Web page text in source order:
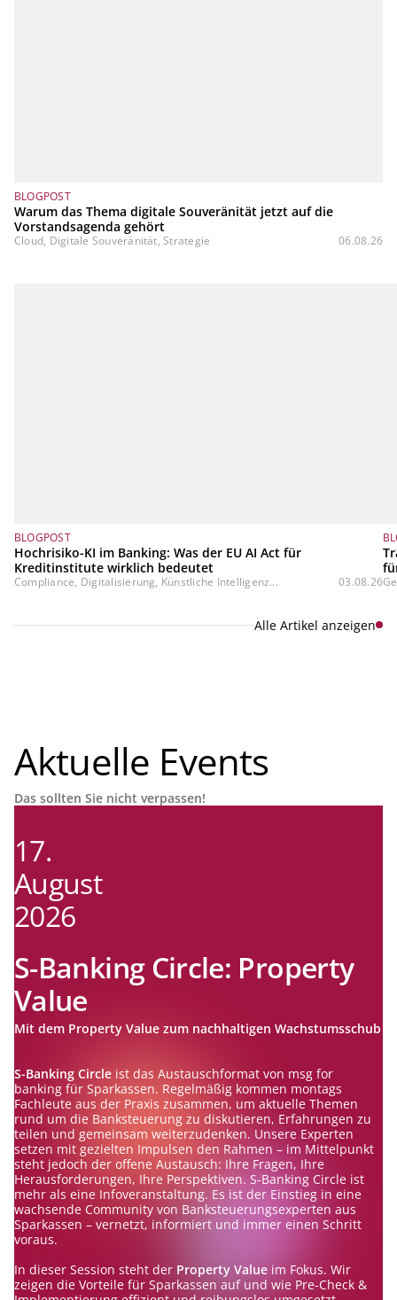
BLOGPOST
Warum das Thema digitale Souveränität jetzt auf die
Vorstandsagenda gehört
Cloud, Digitale Souveränität, Strategie 06.08.26
BLOGPOST
Hochrisiko-KI im Banking: Was der EU AI Act für
Kreditinstitute wirklich bedeutet
Compliance, Digitalisierung, Künstliche Intelligenz... 03.08.26
Alle Artikel anzeigen
Aktuelle Events
Das sollten Sie nicht verpassen!
17.
August
2026
S-Banking Circle: Property
Value
Mit dem Property Value zum nachhaltigen Wachstumsschub
S-Banking Circle ist das Austauschformat von msg for
banking für Sparkassen. Regelmäßig kommen montags
Fachleute aus der Praxis zusammen, um aktuelle Themen
rund um die Banksteuerung zu diskutieren, Erfahrungen zu
teilen und gemeinsam weiterzudenken. Unsere Experten
setzen mit gezielten Impulsen den Rahmen – im Mittelpunkt
steht jedoch der offene Austausch: Ihre Fragen, Ihre
Herausforderungen, Ihre Perspektiven. S-Banking Circle ist
mehr als eine Infoveranstaltung. Es ist der Einstieg in eine
wachsende Community von Banksteuerungsexperten aus
Sparkassen – vernetzt, informiert und immer einen Schritt
voraus.
In dieser Session steht der Property Value im Fokus. Wir
zeigen die Vorteile für Sparkassen auf und wie Pre-Check &